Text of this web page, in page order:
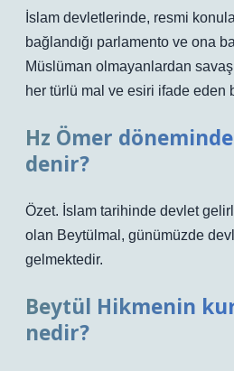
İslam devletlerinde, resmi
bağlandığı parlamento ve ona
Müslüman olmayanlardan
her türlü mal ve esiri ifade eden
Hz Ömer
denir?
Özet. İslam tarihinde devlet
olan Beytülmal, günümüzde
gelmektedir.
Beytül Hikmenin
nedir?